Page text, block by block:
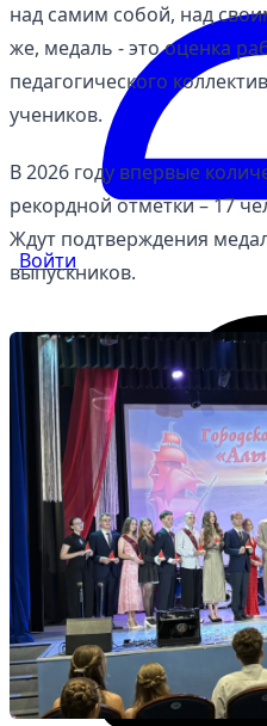
Войти
над самим собой, над
же, медаль - это оценка
педагогического
учеников.
В 2026 году впервые
рекордной отметки – 17
Ждут подтверждения
выпускников.